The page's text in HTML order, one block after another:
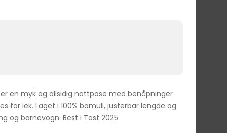
en myk og allsidig nattpose med benåpninger
for lek. Laget i 100% bomull, justerbar lengde og
og barnevogn. Best i Test 2025